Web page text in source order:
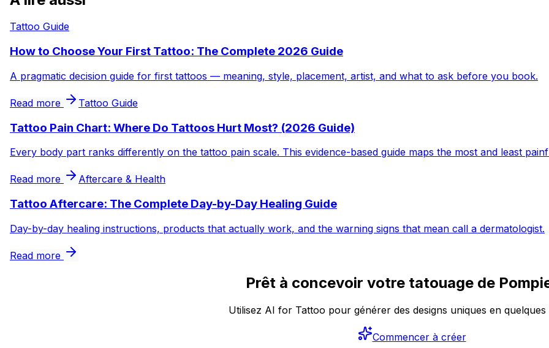
Tattoo Guide
How to Choose Your First Tattoo: The Complete 2026 Guide
A pragmatic decision guide for first tattoos — meaning, style, placement, artist, and what to ask before you book.
Read more Tattoo Guide
Tattoo Pain Chart: Where Do Tattoos Hurt Most? (2026 Guide)
Every body part ranks differently on the tattoo pain scale. This evidence-based guide maps the most and least
Read more Aftercare & Health
Tattoo Aftercare: The Complete Day-by-Day Healing Guide
Day-by-day healing instructions, products that actually work, and the warning signs that mean call a dermatologist.
Read more
Prêt à concevoir votre tatouage de
Utilisez AI for Tattoo pour générer des designs uniques en quelques
Commencer à créer